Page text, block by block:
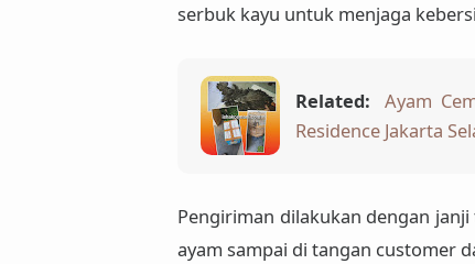
serbuk kayu untuk menjaga
Related:
Ayam
Residence Jakarta
Pengiriman dilakukan dengan
ayam sampai di tangan customer